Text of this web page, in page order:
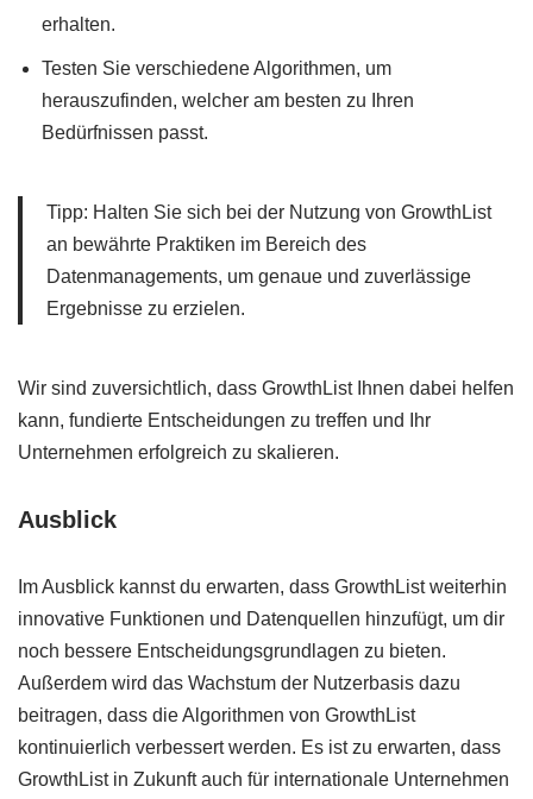
erhalten.
Testen Sie verschiedene Algorithmen, um
herauszufinden, welcher am besten zu Ihren
Bedürfnissen passt.
Tipp: Halten Sie sich bei der Nutzung von GrowthList
an bewährte Praktiken im Bereich des
Datenmanagements, um genaue und zuverlässige
Ergebnisse zu erzielen.
Wir sind zuversichtlich, dass GrowthList Ihnen dabei helfen
kann, fundierte Entscheidungen zu treffen und Ihr
Unternehmen erfolgreich zu skalieren.
Ausblick
Im Ausblick kannst du erwarten, dass GrowthList weiterhin
innovative Funktionen und Datenquellen hinzufügt, um dir
noch bessere Entscheidungsgrundlagen zu bieten.
Außerdem wird das Wachstum der Nutzerbasis dazu
beitragen, dass die Algorithmen von GrowthList
kontinuierlich verbessert werden. Es ist zu erwarten, dass
GrowthList in Zukunft auch für internationale Unternehmen